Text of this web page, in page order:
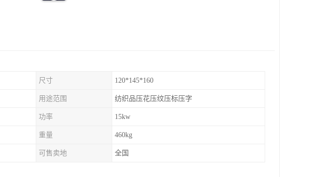
尺寸 120*145*160
用途范围 纺织品压花压纹压标压字
功率 15kw
重量 460kg
可售卖地 全国